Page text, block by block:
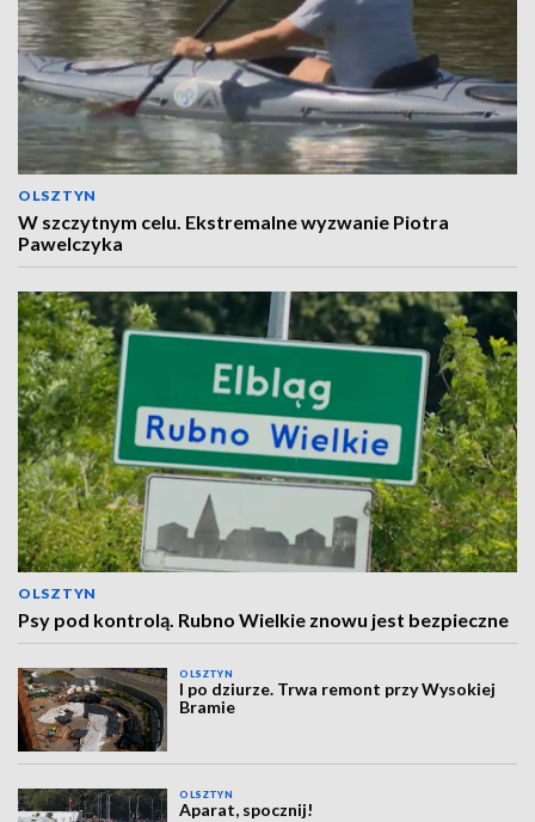
OLSZTYN
W szczytnym celu. Ekstremalne wyzwanie Piotra
Pawelczyka
OLSZTYN
Psy pod kontrolą. Rubno Wielkie znowu jest bezpieczne
OLSZTYN
I po dziurze. Trwa remont przy Wysokiej
Bramie
OLSZTYN
Aparat, spocznij!